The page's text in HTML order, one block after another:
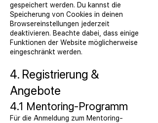
gespeichert werden. Du kannst die
Speicherung von Cookies in deinen
Browsereinstellungen jederzeit
deaktivieren. Beachte dabei, dass einige
Funktionen der Website möglicherweise
eingeschränkt werden.
4. Registrierung &
Angebote
4.1 Mentoring-Programm
Für die Anmeldung zum Mentoring-